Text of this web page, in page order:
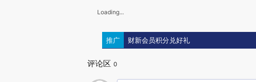
Loading...
推广 财新会员积分兑好礼
评论区 0